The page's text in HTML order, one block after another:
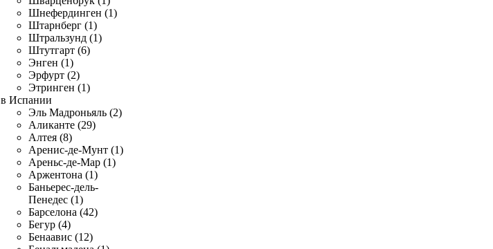
Шнефердинген (1)
Штарнберг (1)
Штральзунд (1)
Штутгарт (6)
Энген (1)
Эрфурт (2)
Этринген (1)
в Испании
Эль Мадроньяль (2)
Аликанте (29)
Алтея (8)
Аренис-де-Мунт (1)
Ареньс-де-Мар (1)
Аржентона (1)
Баньерес-дель-
Пенедес (1)
Барселона (42)
Бегур (4)
Бенаавис (12)